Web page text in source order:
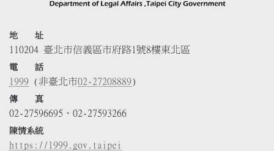
地 址
110204 臺北市信義區市府路1號8樓東北區
電 話
1999 (非臺北市02-27208889)
傳 真
02-27596695、02-27593266
陳情系統
https://1999.gov.taipei